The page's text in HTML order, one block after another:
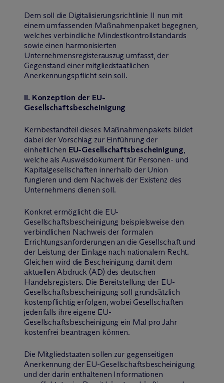
Dem soll die Digitalisierungsrichtlinie II nun mit
einem umfassenden Maßnahmenpaket begegnen,
welches verbindliche Mindestkontrollstandards
sowie einen harmonisierten
Unternehmensregisterauszug umfasst, der
Gegenstand einer mitgliedstaatlichen
Anerkennungspflicht sein soll.
II. Konzeption der EU-
Gesellschaftsbescheinigung
Kernbestandteil dieses Maßnahmenpakets bildet
dabei der Vorschlag zur Einführung der
einheitlichen EU-Gesellschaftsbescheinigung,
welche als Ausweisdokument für Personen- und
Kapitalgesellschaften innerhalb der Union
fungieren und dem Nachweis der Existenz des
Unternehmens dienen soll.
Konkret ermöglicht die EU-
Gesellschaftsbescheinigung beispielsweise den
verbindlichen Nachweis der formalen
Errichtungsanforderungen an die Gesellschaft und
der Leistung der Einlage nach nationalem Recht.
Gleichen wird die Bescheinigung damit dem
aktuellen Abdruck (AD) des deutschen
Handelsregisters. Die Bereitstellung der EU-
Gesellschaftsbescheinigung soll grundsätzlich
kostenpflichtig erfolgen, wobei Gesellschaften
jedenfalls ihre eigene EU-
Gesellschaftsbescheinigung ein Mal pro Jahr
kostenfrei beantragen können.
Die Mitgliedstaaten sollen zur gegenseitigen
Anerkennung der EU-Gesellschaftsbescheinigung
und der darin enthaltenen Informationen